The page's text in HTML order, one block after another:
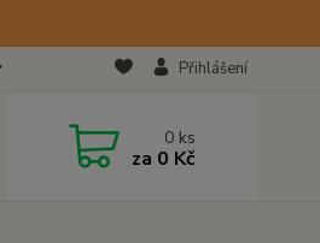
Přihlášení
0 ks
za 0 Kč